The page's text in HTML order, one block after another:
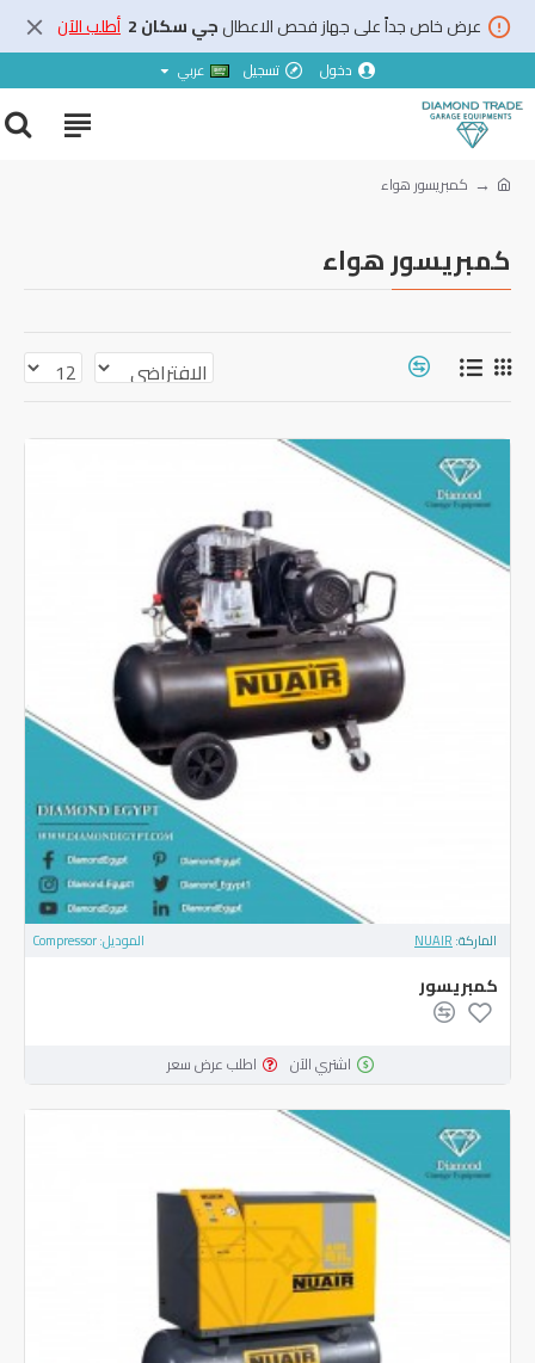
عرض خاص جداً على جهاز فحص الاعطالجي سكان 2 أطلب الآن
دخول تسجيل عربي
كمبريسور هواء
كمبريسور هواء
الماركة: NUAIR الموديل:Compressor
كمبريسور
اشتري الآن اطلب عرض سعر